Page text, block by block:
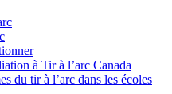
à Tir à l’arc Canada
du tir à l’arc dans les écoles